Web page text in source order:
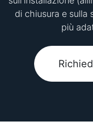
di chiusura e sulla
più